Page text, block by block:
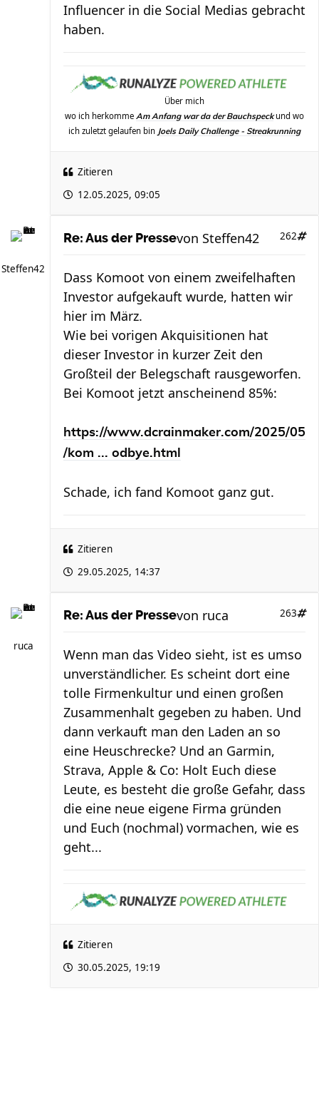
Influencer in die Social Medias gebracht
haben.
Über mich
wo ich herkomme Am Anfang war da der Bauchspeckund wo
ich zuletzt gelaufen bin Joels Daily Challenge - Streakrunning
Zitieren
12.05.2025, 09:05
Steffen42
Re: Aus der Presse 262
von Steffen42
Dass Komoot von einem zweifelhaften
Investor aufgekauft wurde, hatten wir
hier im März.
Wie bei vorigen Akquisitionen hat
dieser Investor in kurzer Zeit den
Großteil der Belegschaft rausgeworfen.
Bei Komoot jetzt anscheinend 85%:
https://www.dcrainmaker.com/2025/05
/kom ... odbye.html
Schade, ich fand Komoot ganz gut.
Zitieren
29.05.2025, 14:37
ruca
Re: Aus der Presse 263
von ruca
Wenn man das Video sieht, ist es umso
unverständlicher. Es scheint dort eine
tolle Firmenkultur und einen großen
Zusammenhalt gegeben zu haben. Und
dann verkauft man den Laden an so
eine Heuschrecke? Und an Garmin,
Strava, Apple & Co: Holt Euch diese
Leute, es besteht die große Gefahr, dass
die eine neue eigene Firma gründen
und Euch (nochmal) vormachen, wie es
geht...
Zitieren
30.05.2025, 19:19